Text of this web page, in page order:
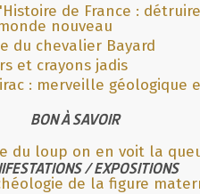
de France :
nouveau
du chevalier Bayard
et crayons jadis
: merveille géologique
BON À SAVOIR
du loup on en voit la
/ EXPOSITIONS
de la figure